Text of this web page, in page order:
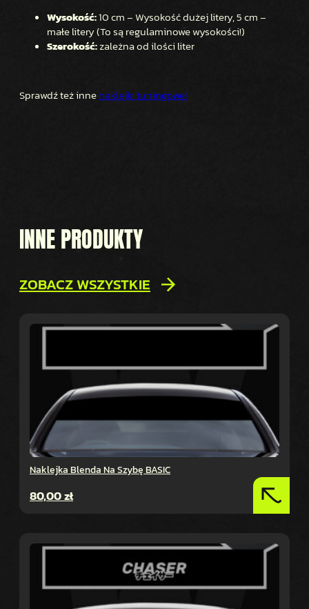
Wysokość:10 cm – Wysokość dużej litery, 5 cm –
małe litery (To są regulaminowe wysokości!)
Szerokość:zależna od ilości liter
Sprawdź też innenaklejki tuningowe!
INNE PRODUKTY
ZOBACZ WSZYSTKIE
Naklejka Blenda Na Szybę BASIC
80,00zł